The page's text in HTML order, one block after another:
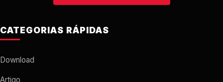
CATEGORIAS RÁPIDAS
Download
Artigo